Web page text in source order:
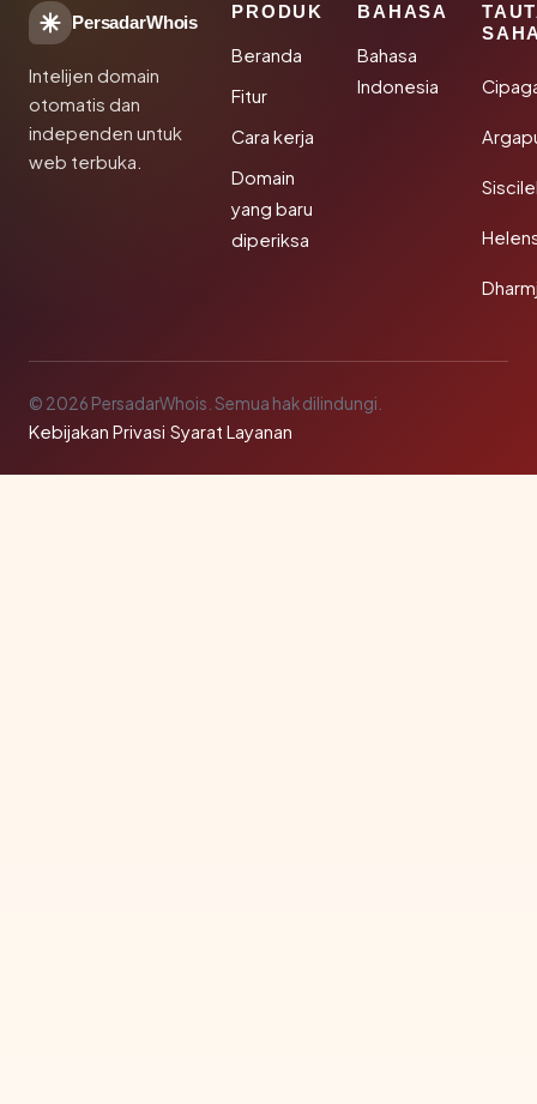
PersadarWhois
Intelijen domain
otomatis dan
independen untuk
web terbuka.
PRODUK
Beranda
Fitur
Cara kerja
Domain
yang baru
diperiksa
BAHASA
Bahasa
Indonesia
© 2026 PersadarWhois. Semua hak dilindungi.
Kebijakan Privasi·Syarat Layanan